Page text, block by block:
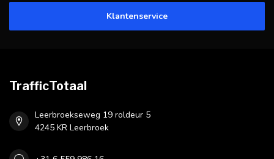
Klantenservice
TrafficTotaal
Leerbroekseweg 19 roldeur 5
4245 KR Leerbroek